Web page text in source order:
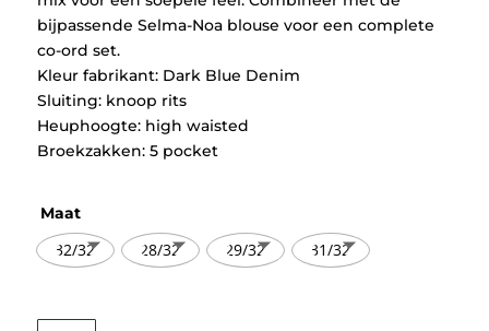
bijpassende Selma-Noa blouse voor een complete
co-ord set.
Kleur fabrikant: Dark Blue Denim
Sluiting: knoop rits
Heuphoogte: high waisted
Broekzakken: 5 pocket
Maat
32/32 28/32 29/32 31/32